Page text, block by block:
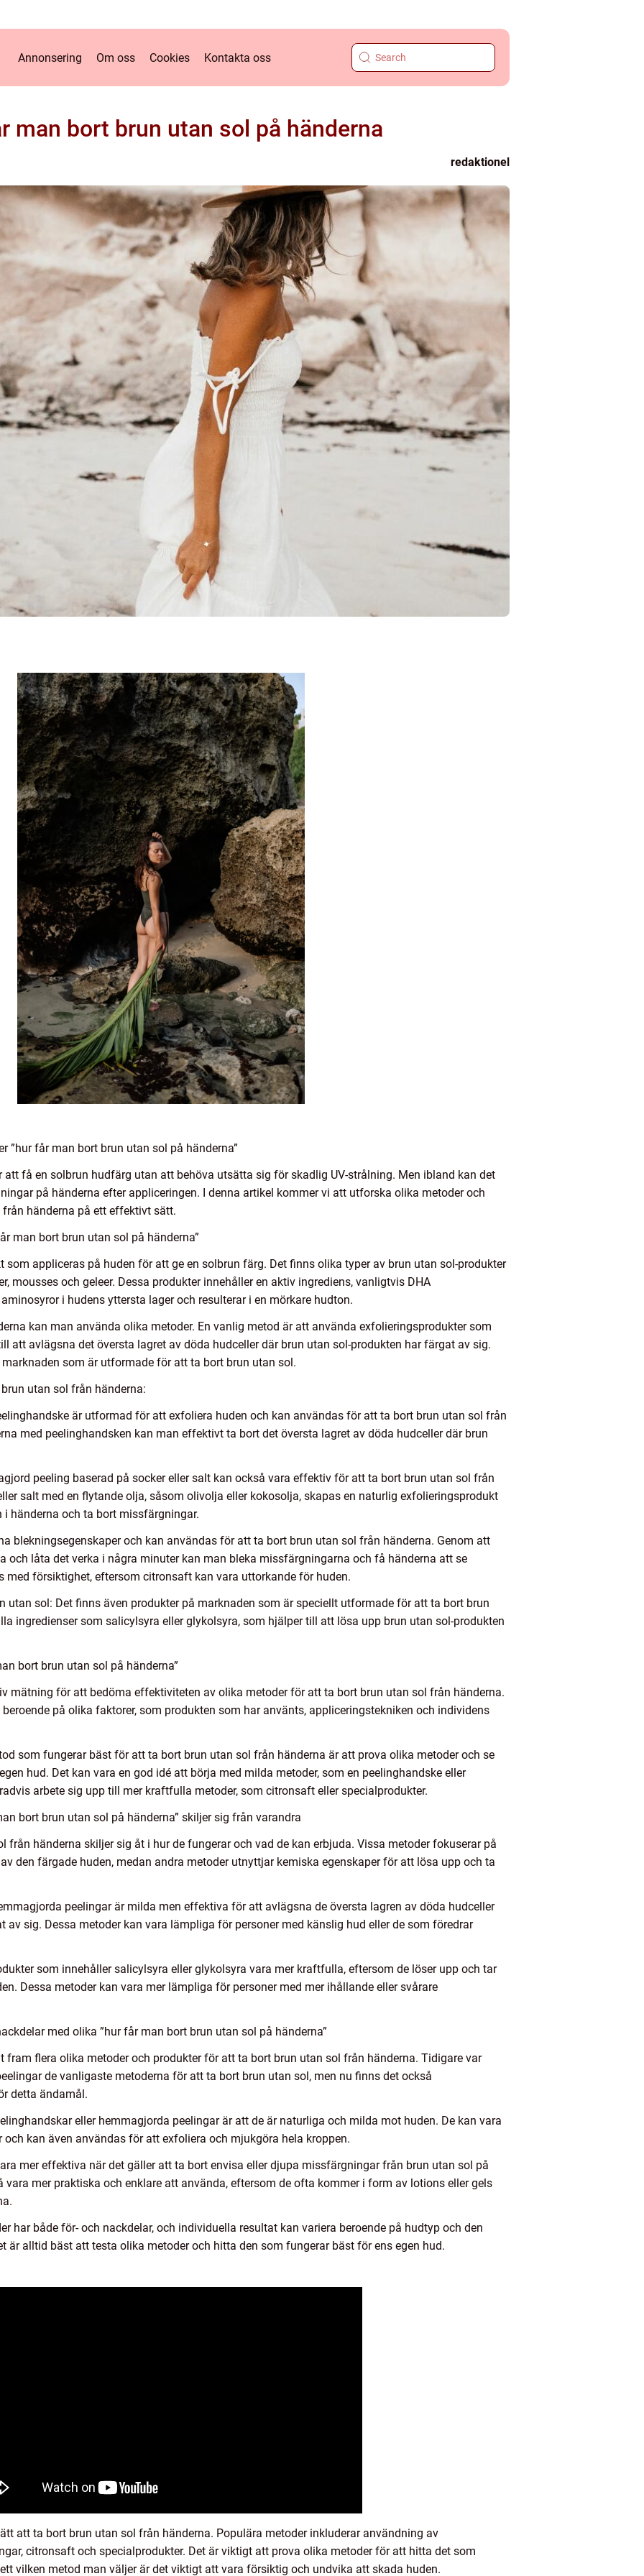
Annonsering Om oss Cookies Kontakta oss
man bort brun utan sol på händerna
redaktionel
”hur får man bort brun utan sol på händerna”
få en solbrun hudfärg utan att behöva utsätta sig för skadlig UV-strålning. Men ibland kan det
på händerna efter appliceringen. I denna artikel kommer vi att utforska olika metoder och
händerna på ett effektivt sätt.
man bort brun utan sol på händerna”
som appliceras på huden för att ge en solbrun färg. Det finns olika typer av brun utan sol-produkter
mousses och geleer. Dessa produkter innehåller en aktiv ingrediens, vanligtvis DHA
i hudens yttersta lager och resulterar i en mörkare hudton.
kan man använda olika metoder. En vanlig metod är att använda exfolieringsprodukter som
att avlägsna det översta lagret av döda hudceller där brun utan sol-produkten har färgat av sig.
som är utformade för att ta bort brun utan sol.
utan sol från händerna:
är utformad för att exfoliera huden och kan användas för att ta bort brun utan sol från
med peelinghandsken kan man effektivt ta bort det översta lagret av döda hudceller där brun
peeling baserad på socker eller salt kan också vara effektiv för att ta bort brun utan sol från
salt med en flytande olja, såsom olivolja eller kokosolja, skapas en naturlig exfolieringsprodukt
händerna och ta bort missfärgningar.
blekningsegenskaper och kan användas för att ta bort brun utan sol från händerna. Genom att
och låta det verka i några minuter kan man bleka missfärgningarna och få händerna att se
med försiktighet, eftersom citronsaft kan vara uttorkande för huden.
utan sol: Det finns även produkter på marknaden som är speciellt utformade för att ta bort brun
ingredienser som salicylsyra eller glykolsyra, som hjälper till att lösa upp brun utan sol-produkten
bort brun utan sol på händerna”
mätning för att bedöma effektiviteten av olika metoder för att ta bort brun utan sol från händerna.
på olika faktorer, som produkten som har använts, appliceringstekniken och individens
som fungerar bäst för att ta bort brun utan sol från händerna är att prova olika metoder och se
hud. Det kan vara en god idé att börja med milda metoder, som en peelinghandske eller
arbete sig upp till mer kraftfulla metoder, som citronsaft eller specialprodukter.
bort brun utan sol på händerna” skiljer sig från varandra
från händerna skiljer sig åt i hur de fungerar och vad de kan erbjuda. Vissa metoder fokuserar på
den färgade huden, medan andra metoder utnyttjar kemiska egenskaper för att lösa upp och ta
peelingar är milda men effektiva för att avlägsna de översta lagren av döda hudceller
av sig. Dessa metoder kan vara lämpliga för personer med känslig hud eller de som föredrar
som innehåller salicylsyra eller glykolsyra vara mer kraftfulla, eftersom de löser upp och tar
Dessa metoder kan vara mer lämpliga för personer med mer ihållande eller svårare
med olika ”hur får man bort brun utan sol på händerna”
fram flera olika metoder och produkter för att ta bort brun utan sol från händerna. Tidigare var
de vanligaste metoderna för att ta bort brun utan sol, men nu finns det också
detta ändamål.
eller hemmagjorda peelingar är att de är naturliga och milda mot huden. De kan vara
kan även användas för att exfoliera och mjukgöra hela kroppen.
mer effektiva när det gäller att ta bort envisa eller djupa missfärgningar från brun utan sol på
vara mer praktiska och enklare att använda, eftersom de ofta kommer i form av lotions eller gels
har både för- och nackdelar, och individuella resultat kan variera beroende på hudtyp och den
är alltid bäst att testa olika metoder och hitta den som fungerar bäst för ens egen hud.
att ta bort brun utan sol från händerna. Populära metoder inkluderar användning av
citronsaft och specialprodukter. Det är viktigt att prova olika metoder för att hitta det som
vilken metod man väljer är det viktigt att vara försiktig och undvika att skada huden.